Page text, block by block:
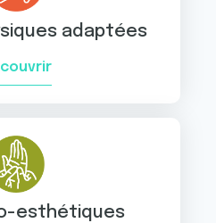
adaptées
esthétiques